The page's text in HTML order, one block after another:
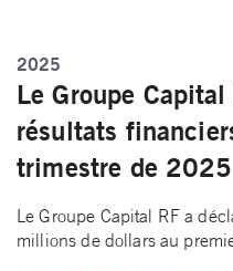
2025
Le Groupe
résultats
trimestre de 2025
Le Groupe Capital RF a
millions de dollars au